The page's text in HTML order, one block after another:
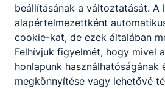
Adatkezelés Impresszum
beállításának a változtatását. A
alapértelmezettként
cookie-kat, de ezek általában
Felhívjuk figyelmét, hogy mivel
honlapunk használhatóságának
megkönnyítése vagy lehetővé